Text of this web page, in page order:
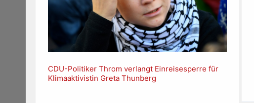
CDU-Politiker Throm verlangt Einreisesperre für
Klimaaktivistin Greta Thunberg